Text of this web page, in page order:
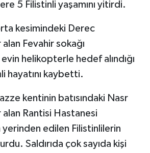
5 Filistinli yaşamını yitirdi.
kesimindeki Derec
Fevahir sokağı
evin helikopterle hedef alındığı
hayatını kaybetti.
kentinin batısındaki Nasr
Rantisi Hastanesi
edilen Filistinlilerin
Saldırıda çok sayıda kişi